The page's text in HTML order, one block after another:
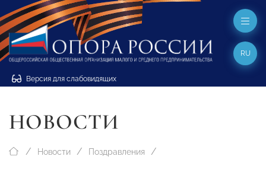
Версия для слабовидящих
RU
НОВОСТИ
Новости Поздравления